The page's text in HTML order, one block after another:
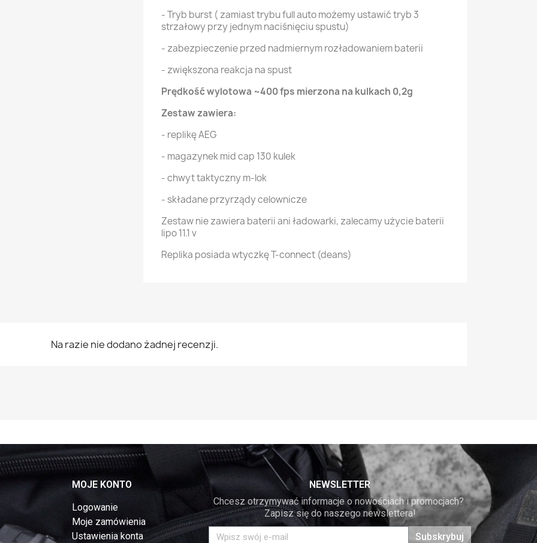
- Tryb burst ( zamiast trybu full auto możemy ustawić tryb 3
strzałowy przy jednym naciśnięciu spustu)
- zabezpieczenie przed nadmiernym rozładowaniem baterii
- zwiększona reakcja na spust
Prędkość wylotowa ~400 fps mierzona na kulkach 0,2g
Zestaw zawiera:
- replikę AEG
- magazynek mid cap 130 kulek
- chwyt taktyczny m-lok
- składane przyrządy celownicze
Zestaw nie zawiera baterii ani ładowarki, zalecamy użycie baterii
lipo 11.1 v
Replika posiada wtyczkę T-connect (deans)
Na razie nie dodano żadnej recenzji.
MOJE KONTO
Logowanie
Moje zamówienia
Ustawienia konta
NEWSLETTER
Chcesz otrzymywać informacje o nowościach i promocjach?
Zapisz się do naszego newslettera!
Subskrybuj